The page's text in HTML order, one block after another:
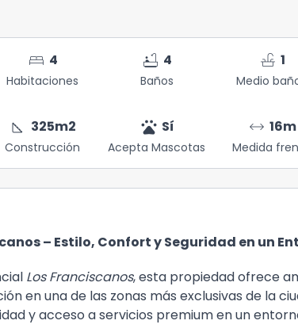
bed 4
Habitaciones
bathtub 4
Baños
faucet 1
Medio
square_foot 325m2
Construcción
pets Sí
Acepta Mascotas
arrow_range 16m
Medida
– Estilo, Confort y Seguridad en un
Los Franciscanos, esta propiedad ofrece
en una de las zonas más exclusivas de la
y acceso a servicios premium en un